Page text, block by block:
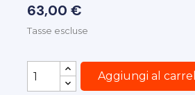
63,00 €
Tasse escluse
Aggiungi al